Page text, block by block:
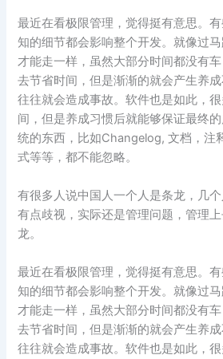
最近在看极限管理，觉得挺有意思。
知的细节都会影响整个开发。就像过
才能走一样，虽然大部分时间都没有
去节省时间，但是渐渐的就会产生养
往往就会造成事故。软件也是如此，
间，但是养成习惯后就能够保证最终
统的东西，比如Changelog, 文档，注
式等等，都不能忽略。
有很多人说中国人一个人是条龙，几
有点歧视，实际还是管理问题，管理
龙。
最近在看极限管理，觉得挺有意思。
知的细节都会影响整个开发。就像过
才能走一样，虽然大部分时间都没有
去节省时间，但是渐渐的就会产生养
往往就会造成事故。软件也是如此，